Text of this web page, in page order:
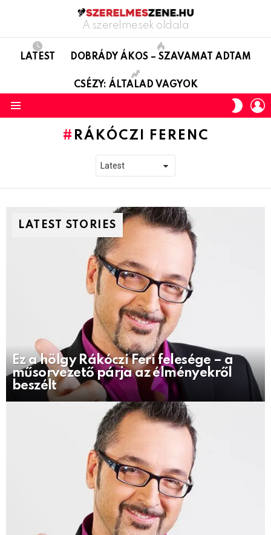
A szerelmesek oldala
LATEST DOBRÁDY ÁKOS – SZAVAMAT ADTAM
CSÉZY: ÁLTALAD VAGYOK
SKIN
RÁKÓCZI FERENC
LATEST STORIES
Ez a hölgy Rákóczi Feri felesége – a
műsorvezető párja az élményekről
beszélt